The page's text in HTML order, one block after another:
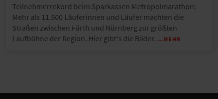
Teilnehmerrekord beim Sparkassen Metropolmarathon:
Mehr als 11.500 Läuferinnen und Läufer machten die
Straßen zwischen Fürth und Nürnberg zur größten
Laufbühne der Region. Hier gibt's die Bilder. …MEHR